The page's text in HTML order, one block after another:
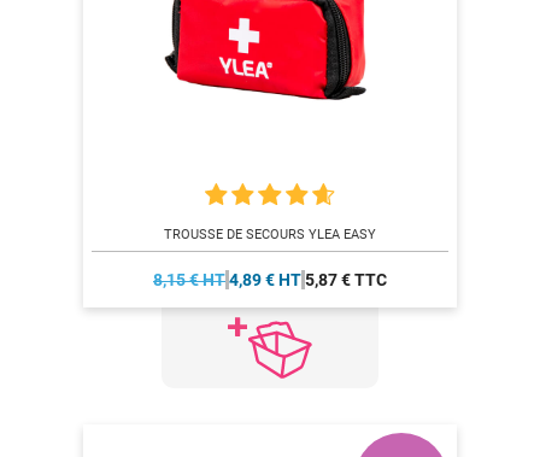
TROUSSE DE SECOURS YLEA EASY
8,15 € HT4,89 € HT5,87 € TTC